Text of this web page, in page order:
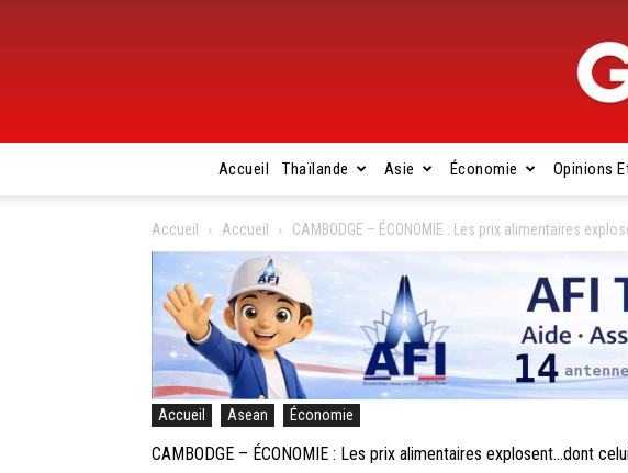
Accueil Thaïlande Asie Économie Opinions
Accueil Accueil CAMBODGE – ÉCONOMIE : Les prix alimentaires
Accueil Asean Économie
CAMBODGE – ÉCONOMIE : Les prix alimentaires explosent…dont